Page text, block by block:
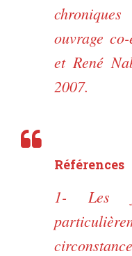
ouvrage
et René
2007.
Références
1- Les